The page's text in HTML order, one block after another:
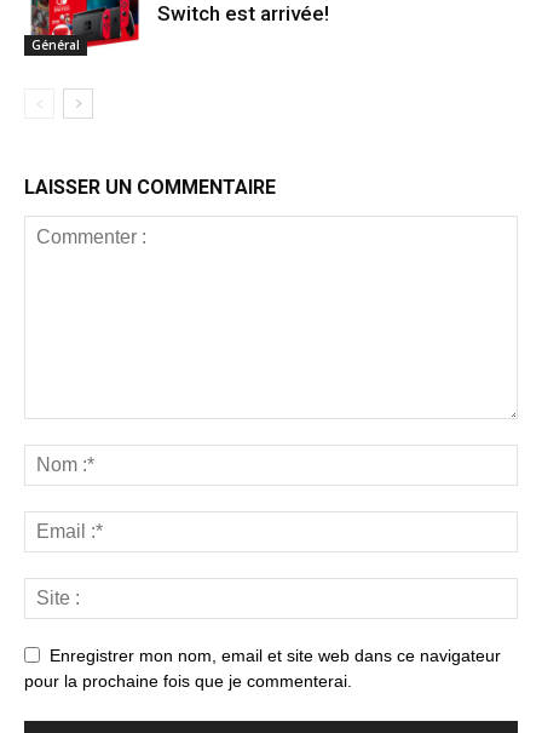
Général
Switch est arrivée!
LAISSER UN COMMENTAIRE
Enregistrer mon nom, email et site web dans ce navigateur
pour la prochaine fois que je commenterai.